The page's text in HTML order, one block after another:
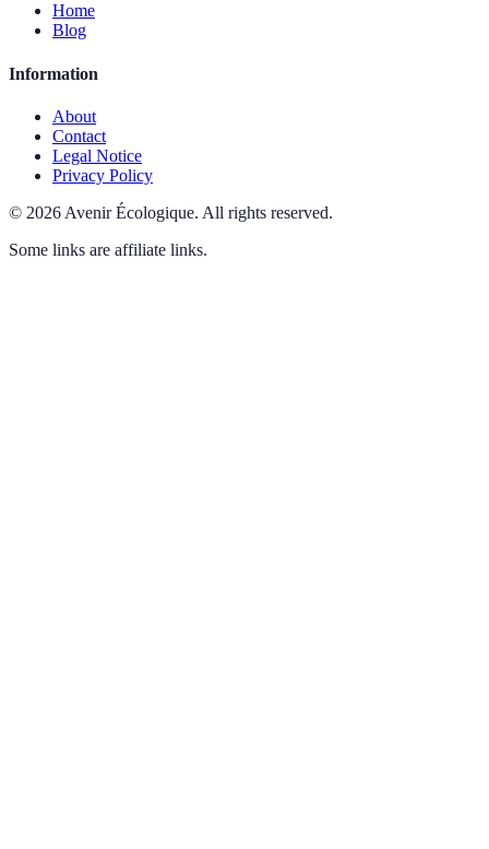
Home
Blog
Information
About
Contact
Legal Notice
Privacy Policy
© 2026 Avenir Écologique. All rights reserved.
Some links are affiliate links.